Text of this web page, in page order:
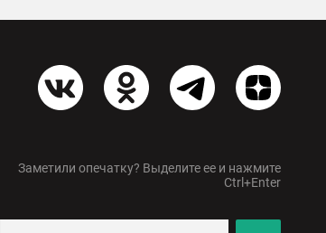
Заметили опечатку? Выделите ее и нажмите
Ctrl+Enter